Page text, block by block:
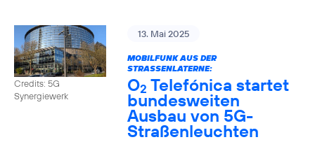
Credits: 5G
Synergiewerk
13. Mai 2025
MOBILFUNK AUS DER
STRASSENLATERNE:
O2 Telefónica startet
bundesweiten
Ausbau von 5G-
Straßenleuchten